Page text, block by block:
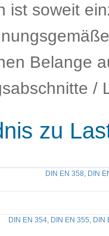
ist soweit
Belange
/
zu
DIN EN 358, DIN
DIN EN 354, DIN EN 355, DIN